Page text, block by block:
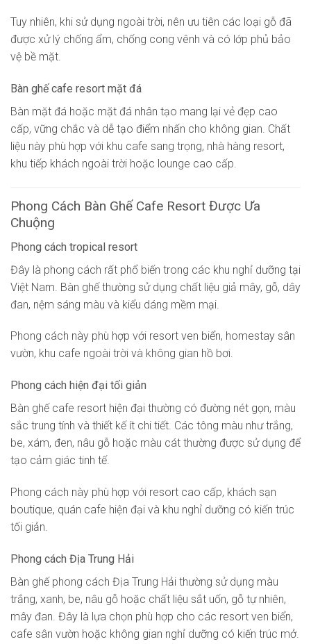
Tuy nhiên, khi sử dụng ngoài trời, nên ưu tiên các loại gỗ đã
được xử lý chống ẩm, chống cong vênh và có lớp phủ bảo
vệ bề mặt.
Bàn ghế cafe resort mặt đá
Bàn mặt đá hoặc mặt đá nhân tạo mang lại vẻ đẹp cao
cấp, vững chắc và dễ tạo điểm nhấn cho không gian. Chất
liệu này phù hợp với khu cafe sang trọng, nhà hàng resort,
khu tiếp khách ngoài trời hoặc lounge cao cấp.
Phong Cách Bàn Ghế Cafe Resort Được Ưa
Chuộng
Phong cách tropical resort
Đây là phong cách rất phổ biến trong các khu nghỉ dưỡng tại
Việt Nam. Bàn ghế thường sử dụng chất liệu giả mây, gỗ, dây
đan, nệm sáng màu và kiểu dáng mềm mại.
Phong cách này phù hợp với resort ven biển, homestay sân
vườn, khu cafe ngoài trời và không gian hồ bơi.
Phong cách hiện đại tối giản
Bàn ghế cafe resort hiện đại thường có đường nét gọn, màu
sắc trung tính và thiết kế ít chi tiết. Các tông màu như trắng,
be, xám, đen, nâu gỗ hoặc màu cát thường được sử dụng để
tạo cảm giác tinh tế.
Phong cách này phù hợp với resort cao cấp, khách sạn
boutique, quán cafe hiện đại và khu nghỉ dưỡng có kiến trúc
tối giản.
Phong cách Địa Trung Hải
Bàn ghế phong cách Địa Trung Hải thường sử dụng màu
trắng, xanh, be, nâu gỗ hoặc chất liệu sắt uốn, gỗ tự nhiên,
mây đan. Đây là lựa chọn phù hợp cho các resort ven biển,
cafe sân vườn hoặc không gian nghỉ dưỡng có kiến trúc mở.